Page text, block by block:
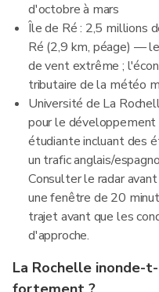
d'octobre à mars
Île de Ré : 2,5 millions
Ré (2,9 km, péage) —
de vent extrême ;
tributaire de la météo
Université de La
pour le développement
étudiante incluant des
un trafic anglais/
Consulter le radar
une fenêtre de 20
trajet avant que les
d'approche.
La Rochelle inonde-